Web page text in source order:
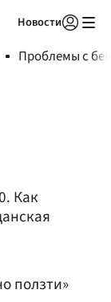
Новости
Проблемы с
Как
ползти»